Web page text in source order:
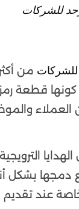
للشركات
للشركات من
كونها قطعة
العملاء
الهدايا
بشكل
خاصة عند